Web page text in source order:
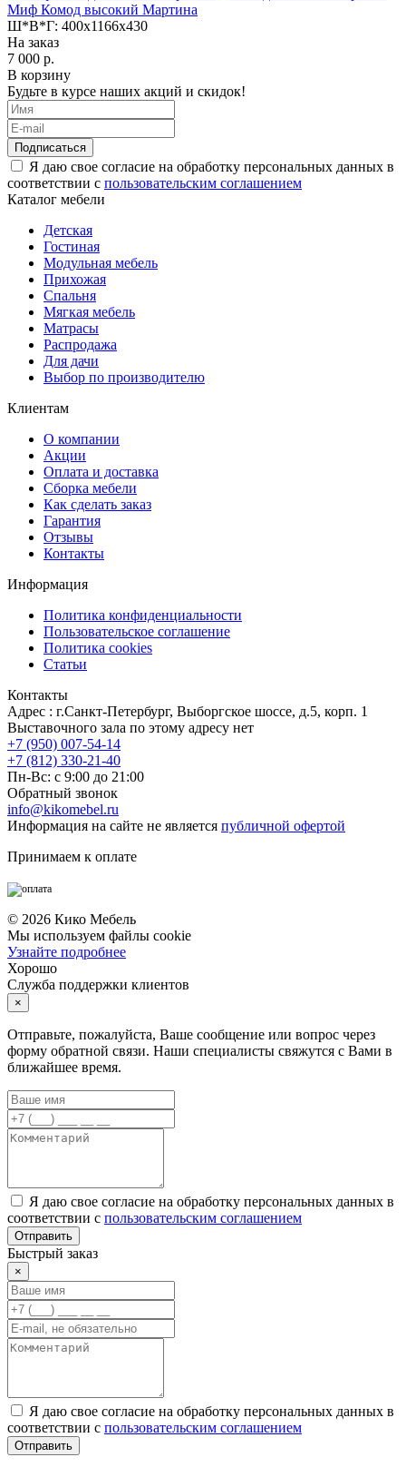
Миф Комод высокий Мартина
Ш*В*Г: 400x1166x430
На заказ
7 000 р.
В корзину
Будьте в курсе наших акций и скидок!
Подписаться
Я даю свое согласие на обработку персональных данных в
соответствии с пользовательским соглашением
Каталог мебели
Детская
Гостиная
Модульная мебель
Прихожая
Спальня
Мягкая мебель
Матрасы
Распродажа
Для дачи
Выбор по производителю
Клиентам
О компании
Акции
Оплата и доставка
Сборка мебели
Как сделать заказ
Гарантия
Отзывы
Контакты
Информация
Политика конфиденциальности
Пользовательское соглашение
Политика cookies
Статьи
Контакты
Адрес : г.Санкт-Петербург, Выборгское шоссе, д.5, корп. 1
Выставочного зала по этому адресу нет
+7 (950) 007-54-14
+7 (812) 330-21-40
Пн-Вс: с 9:00 до 21:00
Обратный звонок
info@kikomebel.ru
Информация на сайте не является публичной офертой
Принимаем к оплате
© 2026 Кико Мебель
Мы используем файлы cookie
Узнайте подробнее
Хорошо
Служба поддержки клиентов
×
Отправьте, пожалуйста, Ваше сообщение или вопрос через
форму обратной связи. Наши специалисты свяжутся с Вами в
ближайшее время.
Я даю свое согласие на обработку персональных данных в
соответствии с пользовательским соглашением
Отправить
Быстрый заказ
×
Я даю свое согласие на обработку персональных данных в
соответствии с пользовательским соглашением
Отправить